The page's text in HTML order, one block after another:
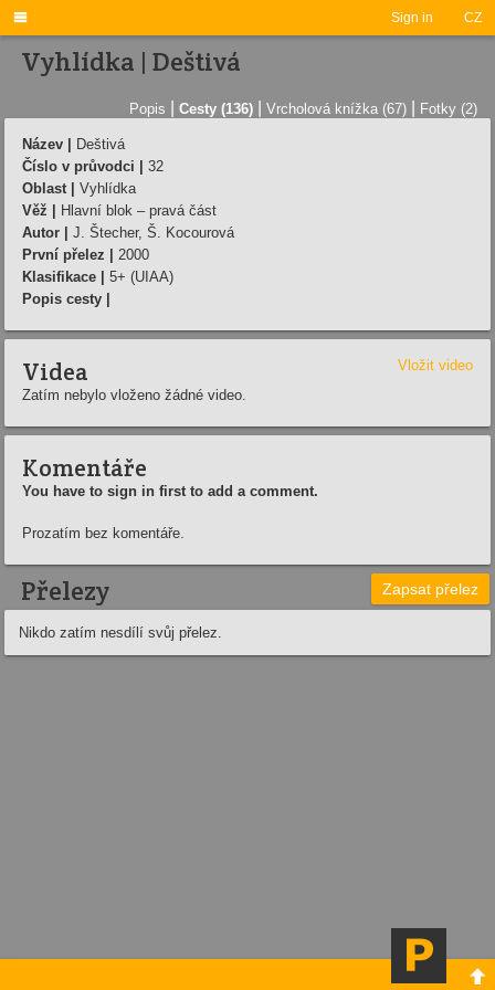
Sign in CZ

Vyhlídka | Deštivá
Popis Cesty (136) Vrcholová knížka (67) Fotky (2)
Název |
Deštivá
Číslo v průvodci |
32
Oblast |
Vyhlídka
Věž |
Hlavní blok – pravá část
Autor |
J. Štecher, Š. Kocourová
První přelez |
2000
Klasifikace |
5+ (UIAA)
Popis cesty |
Videa
Vložit video
Zatím nebylo vloženo žádné video.
Komentáře
You have to sign in first to add a comment.
Prozatím bez komentáře.
Přelezy Zapsat přelez
Nikdo zatím nesdílí svůj přelez.
